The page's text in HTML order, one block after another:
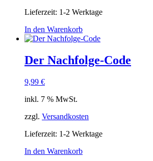
Lieferzeit: 1-2 Werktage
In den Warenkorb
Der Nachfolge-Code
9,99 €
inkl. 7 % MwSt.
zzgl. Versandkosten
Lieferzeit: 1-2 Werktage
In den Warenkorb